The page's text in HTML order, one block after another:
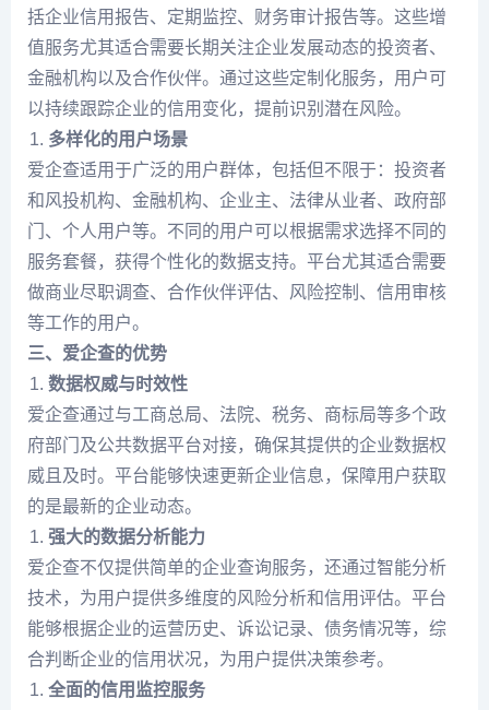
括企业信用报告、定期监控、财务审计报告等。这些增
值服务尤其适合需要长期关注企业发展动态的投资者、
金融机构以及合作伙伴。通过这些定制化服务，用户可
以持续跟踪企业的信用变化，提前识别潜在风险。
多样化的用户场景
爱企查适用于广泛的用户群体，包括但不限于：投资者
和风投机构、金融机构、企业主、法律从业者、政府部
门、个人用户等。不同的用户可以根据需求选择不同的
服务套餐，获得个性化的数据支持。平台尤其适合需要
做商业尽职调查、合作伙伴评估、风险控制、信用审核
等工作的用户。
三、爱企查的优势
数据权威与时效性
爱企查通过与工商总局、法院、税务、商标局等多个政
府部门及公共数据平台对接，确保其提供的企业数据权
威且及时。平台能够快速更新企业信息，保障用户获取
的是最新的企业动态。
强大的数据分析能力
爱企查不仅提供简单的企业查询服务，还通过智能分析
技术，为用户提供多维度的风险分析和信用评估。平台
能够根据企业的运营历史、诉讼记录、债务情况等，综
合判断企业的信用状况，为用户提供决策参考。
全面的信用监控服务